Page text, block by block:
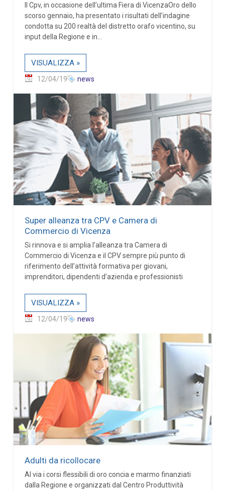
Il Cpv, in occasione dell’ultima Fiera di VicenzaOro dello
scorso gennaio, ha presentato i risultati dell’indagine
condotta su 200 realtà del distretto orafo vicentino, su
input della Regione e in...
VISUALIZZA »
12/04/19 news
Super alleanza tra CPV e Camera di
Commercio di Vicenza
Si rinnova e si amplia l’alleanza tra Camera di
Commercio di Vicenza e il CPV sempre più punto di
riferimento dell’attività formativa per giovani,
imprenditori, dipendenti d’azienda e professionisti
VISUALIZZA »
12/04/19 news
Adulti da ricollocare
Al via i corsi flessibili di oro concia e marmo finanziati
dalla Regione e organizzati dal Centro Produttività